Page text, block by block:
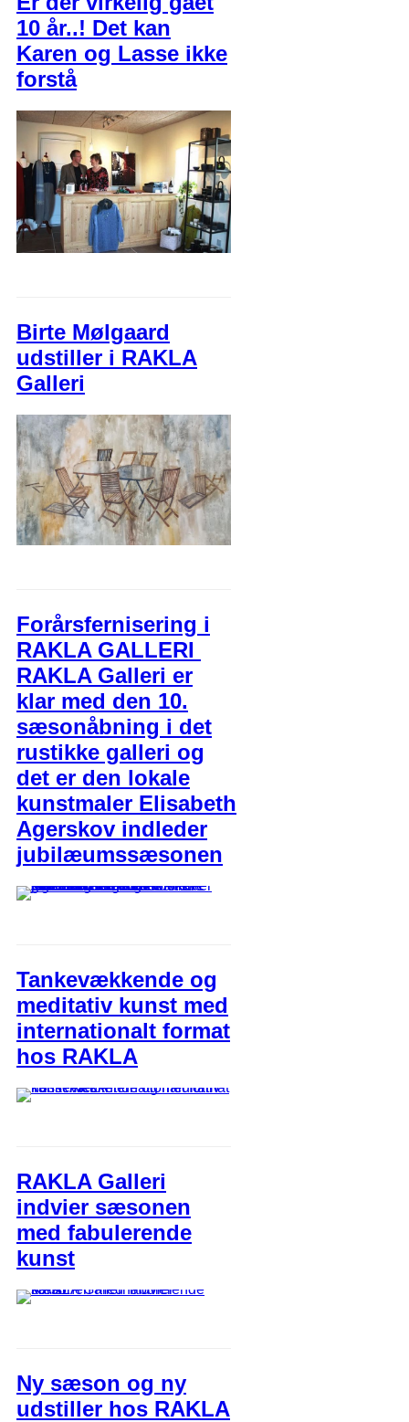
10 år..! Det kan
Karen og Lasse ikke
forstå
Birte Mølgaard
udstiller i RAKLA
Galleri
Forårsfernisering i
RAKLA GALLERI
RAKLA Galleri er
klar med den 10.
sæsonåbning i det
rustikke galleri og
det er den lokale
kunstmaler Elisabeth
Agerskov indleder
jubilæumssæsonen
Tankevækkende og
meditativ kunst med
internationalt format
hos RAKLA
RAKLA Galleri
indvier sæsonen
med fabulerende
kunst
Ny sæson og ny
udstiller hos RAKLA